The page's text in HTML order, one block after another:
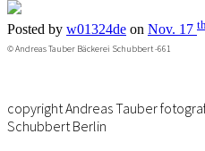
Posted by w01324de on Nov. 17
© Andreas Tauber Bäckerei Schubbert -661
copyright Andreas Tauber
Schubbert Berlin